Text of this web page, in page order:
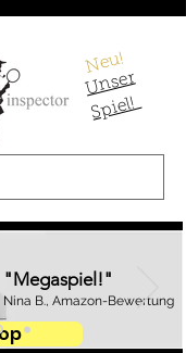
Neu!
U
ns
er
S
pi
el!
"Megaspiel!"
Nina B., Amazon-Bewertung